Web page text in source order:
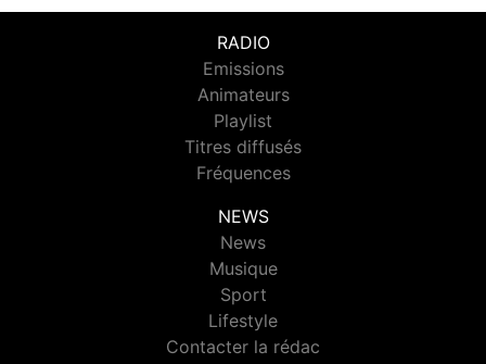
RADIO
Emissions
Animateurs
Playlist
Titres diffusés
Fréquences
NEWS
News
Musique
Sport
Lifestyle
Contacter la rédac